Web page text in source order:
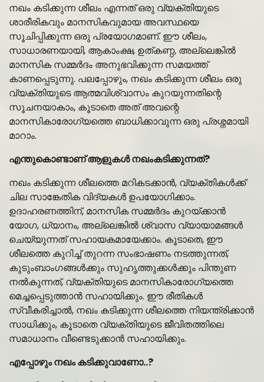
നഖം കടിക്കുന്ന ശീലം എന്നത് ഒരു വ്യക്തിയുടെ
ശാരീരികവും മാനസികവുമായ അവസ്ഥയെ
സൂചിപ്പിക്കുന്ന ഒരു പ്രയോഗമാണ്. ഈ ശീലം,
സാധാരണയായി, ആകാംക്ഷ, ഉത്കണ്ഠ, അല്ലെങ്കിൽ
മാനസിക സമ്മർദം അനുഭവിക്കുന്ന സമയത്ത്
കാണപ്പെടുന്നു. പലപ്പോഴും, നഖം കടിക്കുന്ന ശീലം ഒരു
വ്യക്തിയുടെ ആത്മവിശ്വാസം കുറയുന്നതിന്റെ
സൂചനയാകാം, കൂടാതെ അത് അവന്റെ
മാനസികാരോഗ്യത്തെ ബാധിക്കാവുന്ന ഒരു പ്രശ്നമായി
മാറാം.
എന്തുകൊണ്ടാണ് ആളുകള്‍ നഖംകടിക്കുന്നത്?
നഖം കടിക്കുന്ന ശീലത്തെ മറികടക്കാൻ, വ്യക്തികൾക്ക്
ചില സാങ്കേതിക വിദ്യകൾ ഉപയോഗിക്കാം.
ഉദാഹരണത്തിന്, മാനസിക സമ്മർദം കുറയ്ക്കാൻ
യോഗ, ധ്യാനം, അല്ലെങ്കിൽ ശ്വാസ വ്യായാമങ്ങൾ
ചെയ്യുന്നത് സഹായകമായേക്കാം. കൂടാതെ, ഈ
ശീലത്തെ കുറിച്ച് തുറന്ന സംഭാഷണം നടത്തുന്നത്,
കുടുംബാംഗങ്ങൾക്കും സുഹൃത്തുക്കൾക്കും പിന്തുണ
നൽകുന്നത്, വ്യക്തിയുടെ മാനസികാരോഗ്യത്തെ
മെച്ചപ്പെടുത്താൻ സഹായിക്കും. ഈ രീതികൾ
സ്വീകരിച്ചാൽ, നഖം കടിക്കുന്ന ശീലത്തെ നിയന്ത്രിക്കാൻ
സാധിക്കും, കൂടാതെ വ്യക്തിയുടെ ജീവിതത്തിലെ
സമാധാനം വീണ്ടെടുക്കാൻ സഹായിക്കും.
എപ്പോഴും നഖം കടിക്കുവാണോ..?